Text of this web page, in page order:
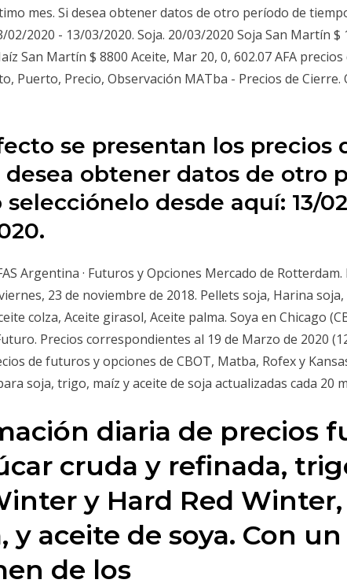
mes. Si desea obtener datos de otro período de
02/2020 - 13/03/2020. Soja. 20/03/2020 Soja San Martín $
San Martín $ 8800 Aceite, Mar 20, 0, 602.07 AFA
Puerto, Precio, Observación MATba - Precios de Cierre.
se presentan los precios
desea obtener datos de otro
desde aquí: 13/
Argentina · Futuros y Opciones Mercado de
23 de noviembre de 2018. Pellets soja, Harina
colza, Aceite girasol, Aceite palma. Soya en Chicago
Precios correspondientes al 19 de Marzo de 2020
de futuros y opciones de CBOT, Matba, Rofex y
soja, trigo, maíz y aceite de soja actualizadas cada 20
diaria de precios
cruda y refinada,
y Hard Red
y aceite de soya. Con un
de los